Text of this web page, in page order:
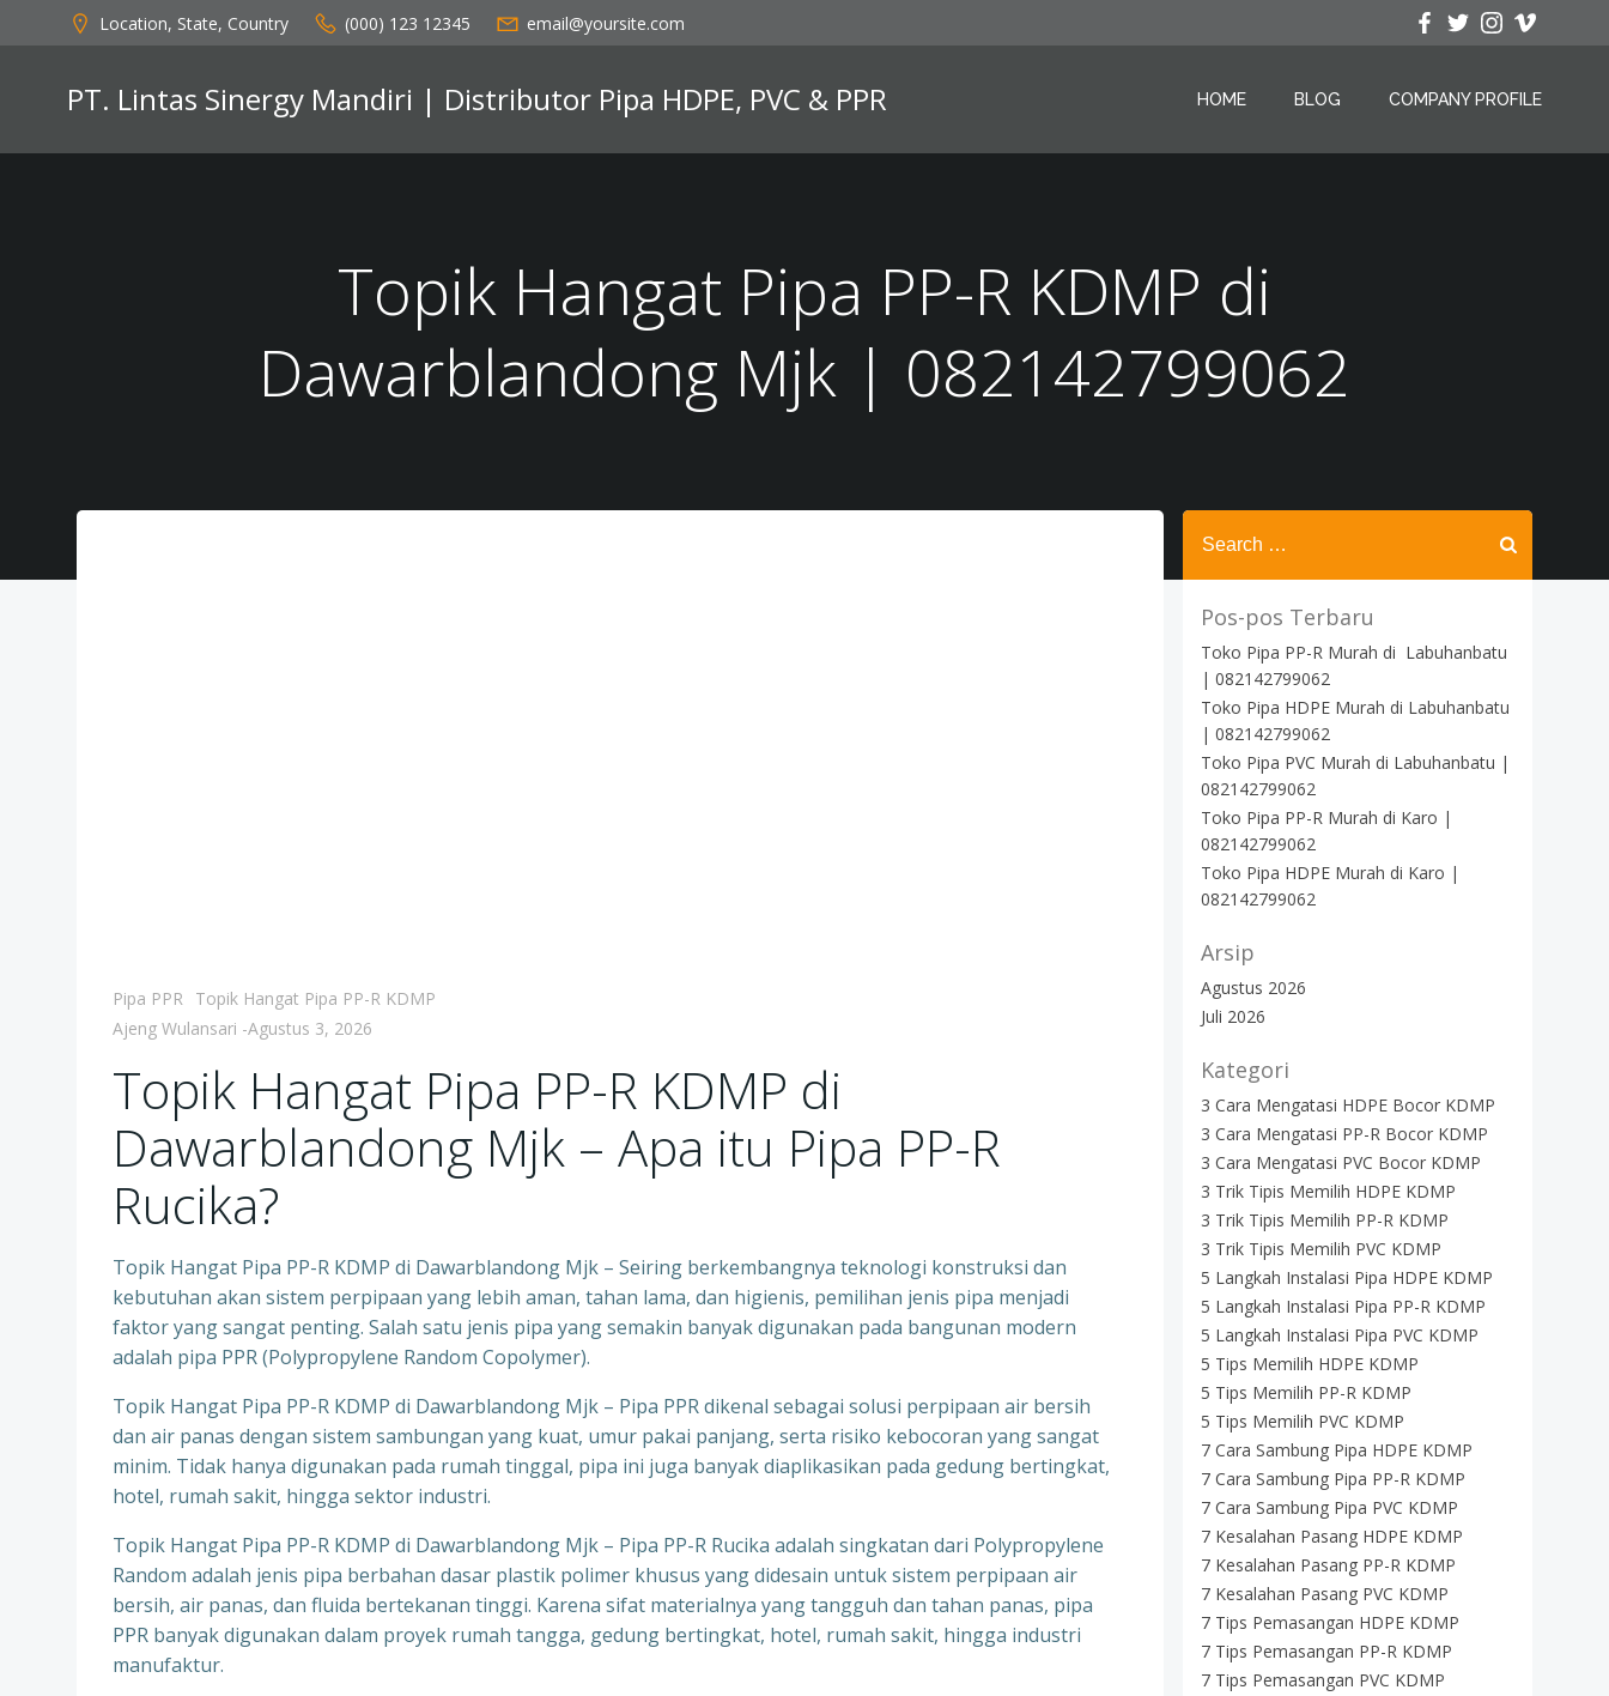
to
Location, State, Country (000) 123 12345 email@yoursite.com
PT. Lintas Sinergy Mandiri | Distributor Pipa HDPE, PVC & PPR HOME BLOG COMPANY PROFILE
Topik Hangat Pipa PP-R KDMP di
Dawarblandong Mjk | 082142799062
Pipa PPR Topik Hangat Pipa PP-R KDMP
Ajeng Wulansari -Agustus 3, 2026
Topik Hangat Pipa PP-R KDMP di
Dawarblandong Mjk – Apa itu Pipa PP-R
Rucika?
Topik Hangat Pipa PP-R KDMP di Dawarblandong Mjk – Seiring berkembangnya teknologi konstruksi dan
kebutuhan akan sistem perpipaan yang lebih aman, tahan lama, dan higienis, pemilihan jenis pipa menjadi
faktor yang sangat penting. Salah satu jenis pipa yang semakin banyak digunakan pada bangunan modern
adalah pipa PPR (Polypropylene Random Copolymer).
Topik Hangat Pipa PP-R KDMP di Dawarblandong Mjk – Pipa PPR dikenal sebagai solusi perpipaan air bersih
dan air panas dengan sistem sambungan yang kuat, umur pakai panjang, serta risiko kebocoran yang sangat
minim. Tidak hanya digunakan pada rumah tinggal, pipa ini juga banyak diaplikasikan pada gedung bertingkat,
hotel, rumah sakit, hingga sektor industri.
Topik Hangat Pipa PP-R KDMP di Dawarblandong Mjk – Pipa PP-R Rucika adalah singkatan dari Polypropylene
Random adalah jenis pipa berbahan dasar plastik polimer khusus yang didesain untuk sistem perpipaan air
bersih, air panas, dan fluida bertekanan tinggi. Karena sifat materialnya yang tangguh dan tahan panas, pipa
PPR banyak digunakan dalam proyek rumah tangga, gedung bertingkat, hotel, rumah sakit, hingga industri
manufaktur.
Search
for:
Pos-pos Terbaru
Toko Pipa PP-R Murah di Labuhanbatu
| 082142799062
Toko Pipa HDPE Murah di Labuhanbatu
| 082142799062
Toko Pipa PVC Murah di Labuhanbatu |
082142799062
Toko Pipa PP-R Murah di Karo |
082142799062
Toko Pipa HDPE Murah di Karo |
082142799062
Arsip
Agustus 2026
Juli 2026
Kategori
3 Cara Mengatasi HDPE Bocor KDMP
3 Cara Mengatasi PP-R Bocor KDMP
3 Cara Mengatasi PVC Bocor KDMP
3 Trik Tipis Memilih HDPE KDMP
3 Trik Tipis Memilih PP-R KDMP
3 Trik Tipis Memilih PVC KDMP
5 Langkah Instalasi Pipa HDPE KDMP
5 Langkah Instalasi Pipa PP-R KDMP
5 Langkah Instalasi Pipa PVC KDMP
5 Tips Memilih HDPE KDMP
5 Tips Memilih PP-R KDMP
5 Tips Memilih PVC KDMP
7 Cara Sambung Pipa HDPE KDMP
7 Cara Sambung Pipa PP-R KDMP
7 Cara Sambung Pipa PVC KDMP
7 Kesalahan Pasang HDPE KDMP
7 Kesalahan Pasang PP-R KDMP
7 Kesalahan Pasang PVC KDMP
7 Tips Pemasangan HDPE KDMP
7 Tips Pemasangan PP-R KDMP
7 Tips Pemasangan PVC KDMP